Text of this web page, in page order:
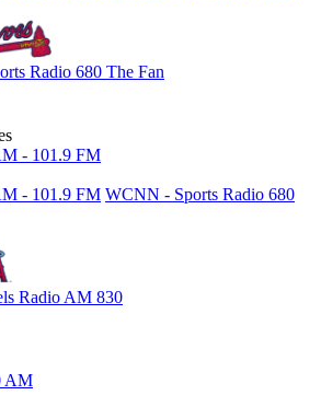
Radio 680 The Fan
- 101.9 FM
- 101.9 FM WCNN - Sports Radio 680
Radio AM 830
AM